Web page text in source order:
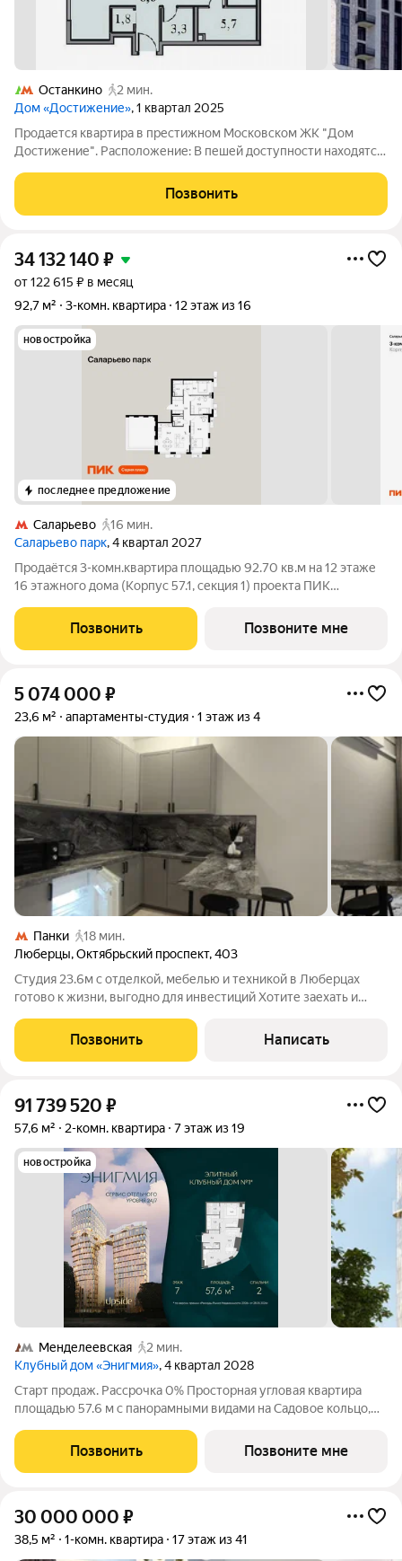
Останкино
2 мин.
Дом «Достижение», 1 квартал 2025
Продается квартира в престижном Московском ЖК "Дом
Достижение". Расположение: В пешей доступности находятся
детьми. Рядом также расположены магазины, где можно
приобрести всё необходимое. До метро
Позвонить
34 132 140 ₽
от 122 615 ₽ в месяц
92,7 м²
3-комн. квартира 12 этаж из 16
новостройка
последнее предложение
Саларьево
16 мин.
Саларьево парк, 4 квартал 2027
Продаётся 3-комн.квартира площадью 92.70 кв.м на 12 этаже
16 этажного дома (Корпус 57.1, секция 1) проекта ПИК
земли, функциональная планировка, большие окна, с отделкой.
Жилой район «Саларьево
Позвонить Позвоните мне
5 074 000 ₽
23,6 м² апартаменты-студия 1 этаж из 4
Панки
18 мин.
Люберцы,Октябрьский проспект,403
Студия 23.6м с отделкой, мебелью и техникой в Люберцах
готово к жизни, выгодно для инвестиций Хотите заехать и
студия в «Октябрьском лофт квартале» (ЛОТ 1071) создана
именно для вас.
Позвонить Написать
91 739 520 ₽
57,6 м² 2-комн. квартира 7 этаж из 19
новостройка
Менделеевская
2 мин.
Клубный дом «Энигмия», 4 квартал 2028
Старт продаж. Рассрочка 0% Просторная угловая квартира
площадью 57.6 м с панорамными видами на Садовое кольцо,
мастер-спальней и гардеробной с окном. ЭНИГМИЯ дом-
скульптура, притягивающий
Позвонить Позвоните мне
30 000 000 ₽
38,5 м² 1-комн. квартира 17 этаж из 41